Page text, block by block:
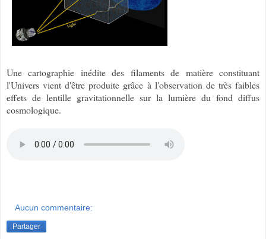
Une cartographie inédite des filaments de matière constituant
l'Univers vient d'être produite grâce à l'observation de très faibles
effets de lentille gravitationnelle sur la lumière du fond diffus
cosmologique.
Aucun commentaire:
Partager